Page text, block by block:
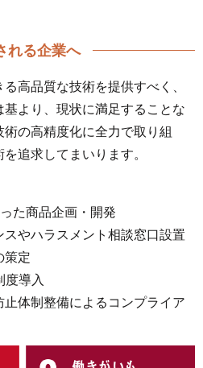
れる企業へ
高品質な技術を提供すべく、
より、現状に満足することな
の高精度化に全力で取り組
追求してまいります。
た商品企画・開発
スやハラスメント相談窓口設置
策定
度導入
止体制整備によるコンプライア